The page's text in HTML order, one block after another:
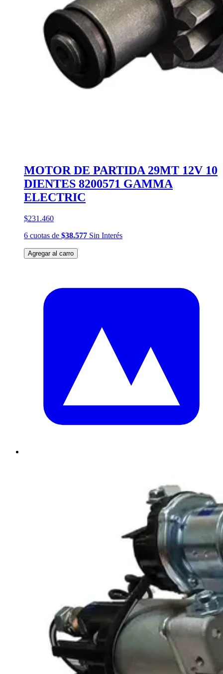
MOTOR DE PARTIDA 29MT 12V 10
DIENTES 8200571 GAMMA
ELECTRIC
$231.460
6 cuotas de $38.577 Sin Interés
Agregar al carro